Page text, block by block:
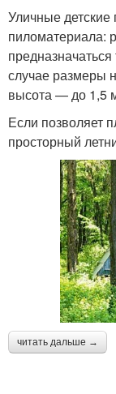
Уличные
пиломатериала:
случае размеры
высота — до 1,5
Если позволяет
просторный
читать дальше →